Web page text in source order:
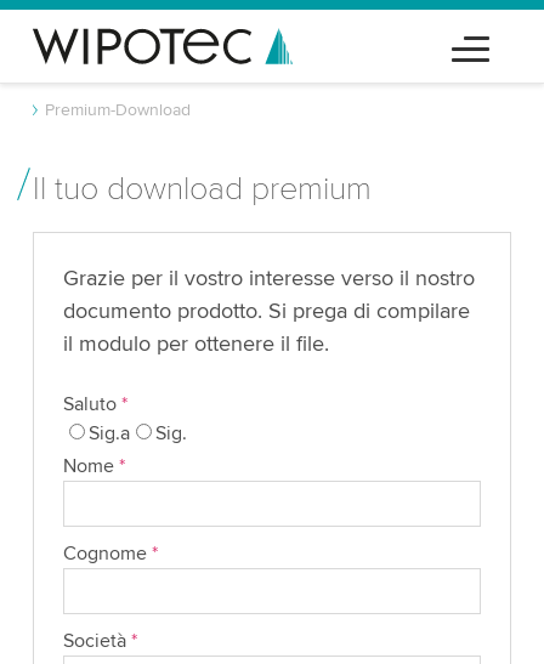
Premium-Download
Il tuo download premium
Grazie per il vostro interesse verso il nostro
documento prodotto. Si prega di compilare
il modulo per ottenere il file.
Saluto *
Sig.a
Sig.
Nome *
Cognome *
Società *